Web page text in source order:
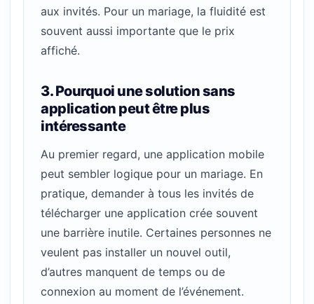
aux invités. Pour un mariage, la fluidité est
souvent aussi importante que le prix
affiché.
3. Pourquoi une solution sans
application peut être plus
intéressante
Au premier regard, une application mobile
peut sembler logique pour un mariage. En
pratique, demander à tous les invités de
télécharger une application crée souvent
une barrière inutile. Certaines personnes ne
veulent pas installer un nouvel outil,
d’autres manquent de temps ou de
connexion au moment de l’événement.